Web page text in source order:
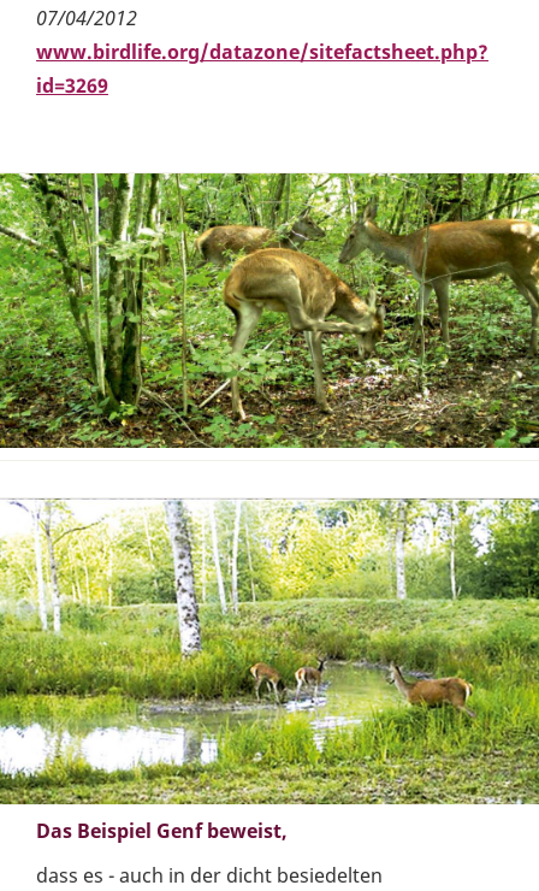
07/04/2012
www.birdlife.org/datazone/sitefactsheet.php?
id=3269
Das Beispiel Genf beweist,
dass es - auch in der dicht besiedelten